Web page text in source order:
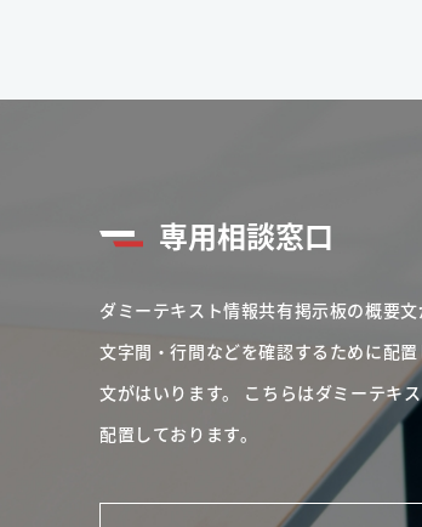
専用相談窓口
ダミーテキスト情報共有掲示板の概要
文字間・行間などを確認するために配
文がはいります。 こちらはダミーテキ
配置しております。